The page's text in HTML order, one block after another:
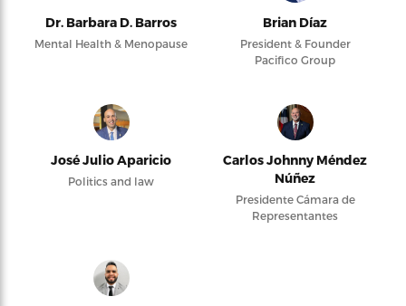
Dr. Barbara D. Barros
Mental Health & Menopause
Brian Díaz
President & Founder
Pacifico Group
José Julio Aparicio
Politics and law
Carlos Johnny Méndez
Núñez
Presidente Cámara de
Representantes